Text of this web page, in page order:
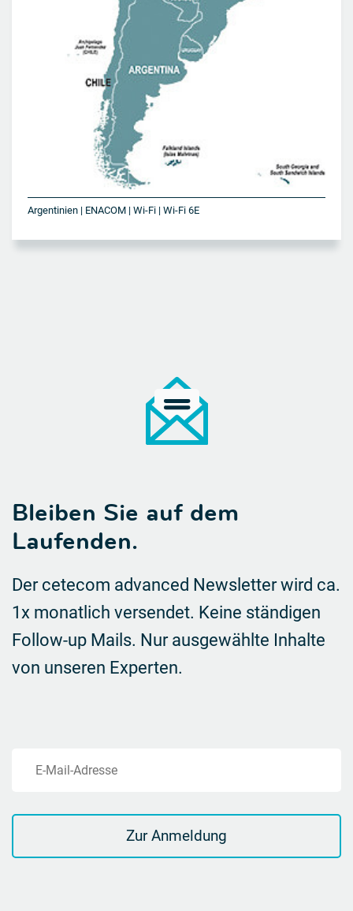
Argentinien | ENACOM | Wi-Fi | Wi-Fi 6E
Bleiben Sie auf dem
Laufenden.
Der cetecom advanced Newsletter wird ca.
1x monatlich versendet. Keine ständigen
Follow-up Mails. Nur ausgewählte Inhalte
von unseren Experten.
E-Mail-Adresse
Zur Anmeldung